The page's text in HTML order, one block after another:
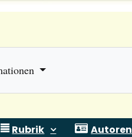
Rubrik Autoren